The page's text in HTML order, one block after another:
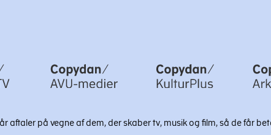
aftaler på vegne af dem, der skaber tv, musik og film, så de får